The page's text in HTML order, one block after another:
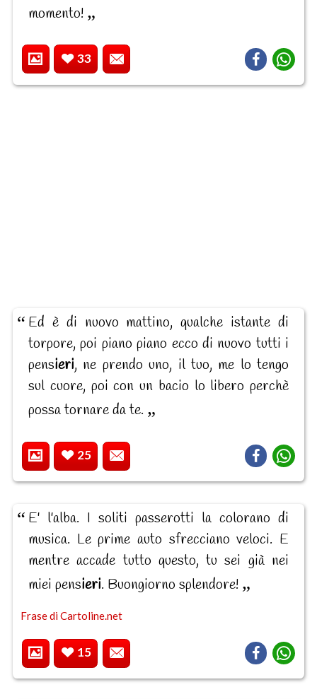
momento!
33
Ed è di nuovo mattino, qualche istante di
torpore, poi piano piano ecco di nuovo tutti i
pensieri, ne prendo uno, il tuo, me lo tengo
sul cuore, poi con un bacio lo libero perchè
possa tornare da te.
25
E' l'alba. I soliti passerotti la colorano di
musica. Le prime auto sfrecciano veloci. E
mentre accade tutto questo, tu sei già nei
miei pensieri. Buongiorno splendore!
Frase di Cartoline.net
15